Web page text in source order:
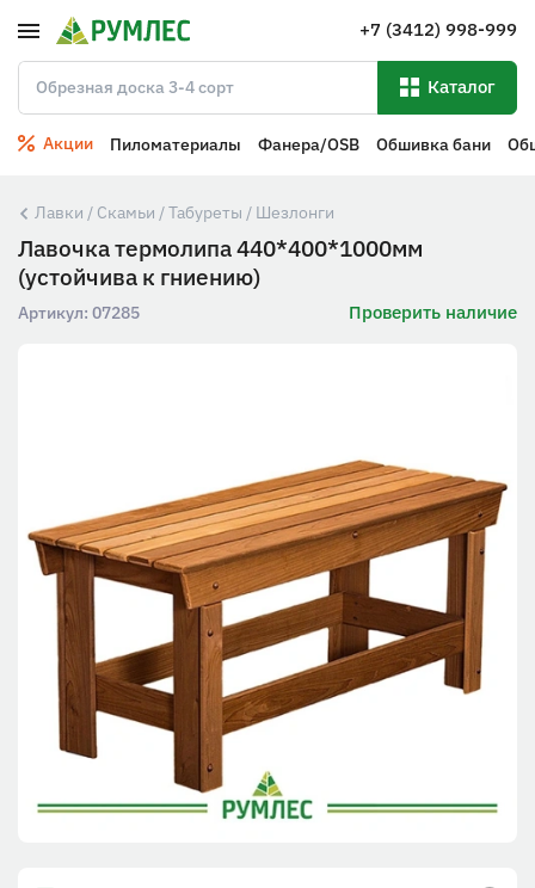
+7 (3412) 998-999
Каталог
Акции Пиломатериалы Фанера/OSB Обшивка бани
Лавки / Скамьи / Табуреты / Шезлонги
Лавочка термолипа 440*400*1000мм
(устойчива к гниению)
Артикул: 07285 Проверить наличие